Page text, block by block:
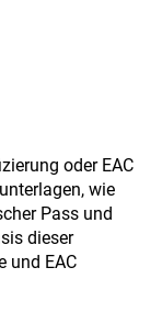
oder EAC
wie
Pass und
dieser
und EAC